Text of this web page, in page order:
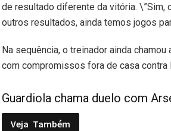
de resultado diferente da vitória. \”Sim,
outros resultados, ainda temos jogos
Na sequência, o treinador ainda
com compromissos fora de casa contra
Guardiola chama duelo com
Veja Também